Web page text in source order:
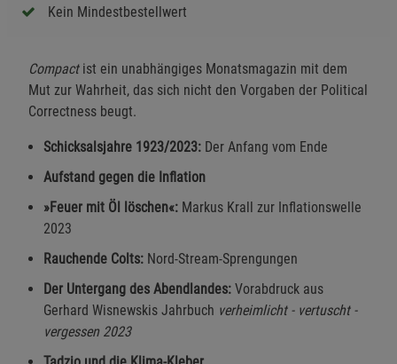
Kein Mindestbestellwert
Compactist ein unabhängiges Monatsmagazin mit dem
Mut zur Wahrheit, das sich nicht den Vorgaben der Political
Correctness beugt.
Schicksalsjahre 1923/2023: Der Anfang vom Ende
Aufstand gegen die Inflation
»Feuer mit Öl löschen«: Markus Krall zur Inflationswelle
2023
Rauchende Colts: Nord-Stream-Sprengungen
Der Untergang des Abendlandes: Vorabdruck aus
Gerhard Wisnewskis Jahrbuch verheimlicht - vertuscht -
vergessen 2023